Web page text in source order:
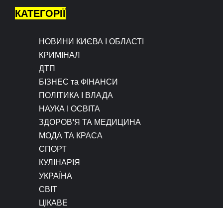
КАТЕГОРІЇ
НОВИНИ КИЄВА І ОБЛАСТІ
КРИМІНАЛ
ДТП
БІЗНЕС та ФІНАНСИ
ПОЛІТИКА І ВЛАДА
НАУКА І ОСВІТА
ЗДОРОВ’Я ТА МЕДИЦИНА
МОДА ТА КРАСА
СПОРТ
КУЛІНАРІЯ
УКРАЇНА
СВІТ
ЦІКАВЕ